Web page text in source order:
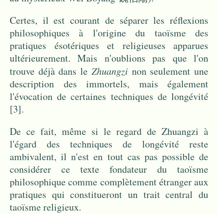
Certes, il est courant de séparer les réflexions
philosophiques à l'origine du taoïsme des
pratiques ésotériques et religieuses apparues
ultérieurement. Mais n'oublions pas que l'on
trouve déjà dans le Zhuangzinon seulement une
description des immortels, mais également
l'évocation de certaines techniques de longévité
[3].
De ce fait, même si le regard de Zhuangzi à
l'égard des techniques de longévité reste
ambivalent, il n'est en tout cas pas possible de
considérer ce texte fondateur du taoïsme
philosophique comme complètement étranger aux
pratiques qui constitueront un trait central du
taoïsme religieux.